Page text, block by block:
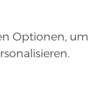
Optionen, um